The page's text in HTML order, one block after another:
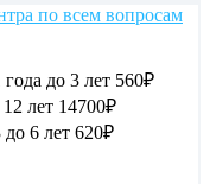
по всем вопросам
до 3 лет 560₽
лет 14700₽
6 лет 620₽